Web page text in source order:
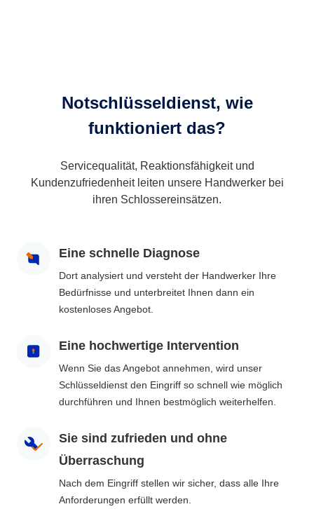
Notschlüsseldienst, wie
funktioniert das?
Servicequalität, Reaktionsfähigkeit und
Kundenzufriedenheit leiten unsere Handwerker bei
ihren Schlossereinsätzen.
Eine schnelle Diagnose
Dort analysiert und versteht der Handwerker Ihre
Bedürfnisse und unterbreitet Ihnen dann ein
kostenloses Angebot.
Eine hochwertige Intervention
Wenn Sie das Angebot annehmen, wird unser
Schlüsseldienst den Eingriff so schnell wie möglich
durchführen und Ihnen bestmöglich weiterhelfen.
Sie sind zufrieden und ohne
Überraschung
Nach dem Eingriff stellen wir sicher, dass alle Ihre
Anforderungen erfüllt werden.